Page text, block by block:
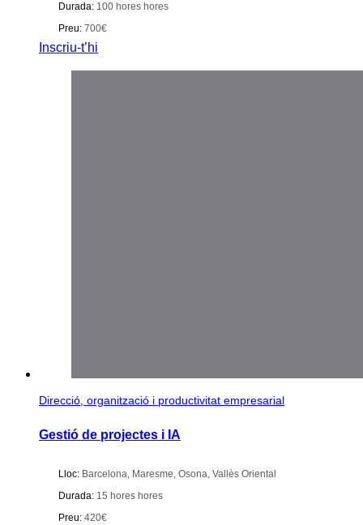
Durada: 100 hores hores
Preu: 700€
Inscriu-t’hi
Direcció, organització i productivitat empresarial
Gestió de projectes i IA
Lloc: Barcelona, Maresme, Osona, Vallès Oriental
Durada: 15 hores hores
Preu: 420€